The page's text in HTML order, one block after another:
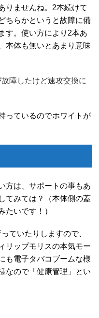
りませんね。2本続けて
ちらかというと故障に備
す。使い方により2本あ
本体も無いとあまり意味
障したけど速攻交換に
っているのでホワイトが
方は、サポートの事もあ
てみては？（本体側の蓋
たいです！）
ていたりしますので、
リップモリスの本気モー
も電子タバコブームな様
なので「健康管理」とい